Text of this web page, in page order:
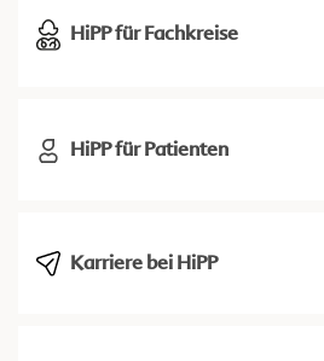
HiPP für Fachkreise
HiPP für Patienten
Karriere bei HiPP